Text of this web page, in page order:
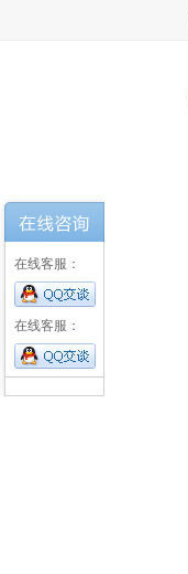
在线客服：
在线客服：